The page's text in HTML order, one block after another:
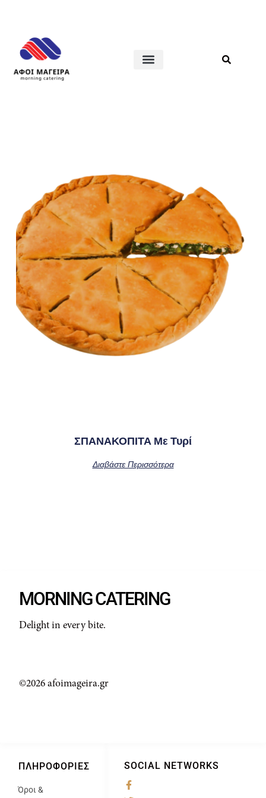
ΣΠΑΝΑΚΟΠΙΤΑ Με Τυρί
Διαβάστε Περισσότερα
SOCIAL NETWORKS
ΠΛΗΡΟΦΟΡΊΕΣ
Όροι &
MORNING CATERING
Delight in every bite.
©2026 afoimageira.gr